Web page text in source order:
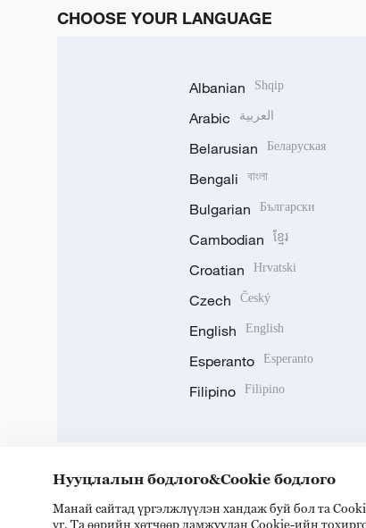
CHOOSE YOUR LANGUAGE
Albanian Shqip
Arabic العربية
Belarusian Беларуская
Bengali বাংলা
Bulgarian Български
Cambodian ខ្មែរ
Croatian Hrvatski
Czech Český
English English
Esperanto Esperanto
Filipino Filipino
DOWNLOAD OUR APP
Нууцлалын бодлого&Cookie бодлого
Манай сайтад үргэлжлүүлэн хандаж буй бол та
үг. Та өөрийн хөтчөөр дамжуулан Cookie-ийн